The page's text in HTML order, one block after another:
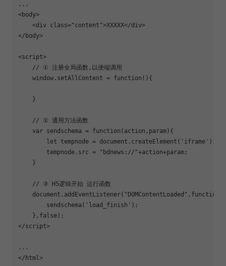
...
<body>
    <div class=
"content">XXXXX</div>
</body>
<script>
    // ① 注册全局函数,以便端调用
    window.setAllContent =
function (){
    }
    // ② 通用方法函数
    var sendschema =
function (action,param){
let tempnode = document.createElement( 'iframe' );
        tempnode.src =
"bdnews://"+action+param;
    }
    // ③ H5逻辑开始 运行函数
    document.addEventListener(
"DOMContentLoaded" , function
        sendschema(
'load_finish' );
    },
false );
</script>
...